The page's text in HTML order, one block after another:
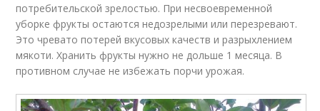
потребительской зрелостью. При несвоевременной
уборке фрукты остаются недозрелыми или перезревают.
Это чревато потерей вкусовых качеств и разрыхлением
мякоти. Хранить фрукты нужно не дольше 1 месяца. В
противном случае не избежать порчи урожая.